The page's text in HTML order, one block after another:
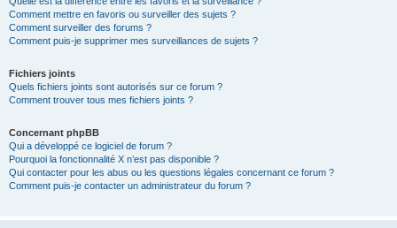
Comment mettre en favoris ou surveiller des sujets ?
Comment surveiller des forums ?
Comment puis-je supprimer mes surveillances de sujets ?
Fichiers joints
Quels fichiers joints sont autorisés sur ce forum ?
Comment trouver tous mes fichiers joints ?
Concernant phpBB
Qui a développé ce logiciel de forum ?
Pourquoi la fonctionnalité X n’est pas disponible ?
Qui contacter pour les abus ou les questions légales concernant ce forum ?
Comment puis-je contacter un administrateur du forum ?